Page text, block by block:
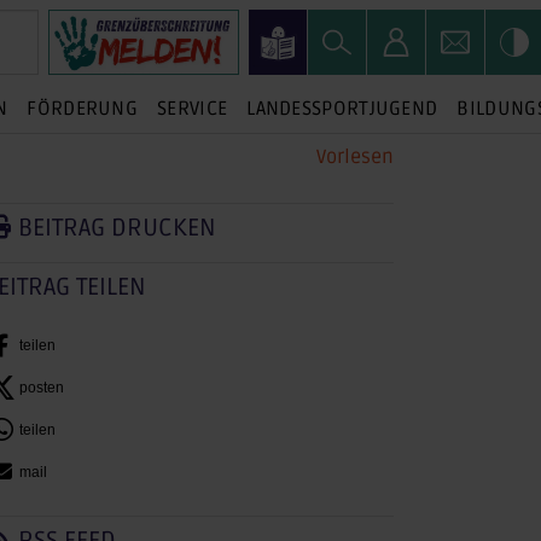
FÖRDERUNG SERVICE LANDESSPORTJUGEND
Vorlesen
BEITRAG DRUCKEN
TEILEN
teilen
posten
teilen
mail